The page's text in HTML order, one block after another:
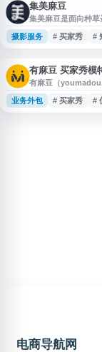
集美麻豆
集美麻豆是面向种
买家秀、种草内容、
拍，帮助麻豆达人承
摄影服务 # 买家秀 #
有麻豆 买家秀模
有麻豆（
秀、种草内容、口播
家发布拍摄需求、筛
业务外包 # 买家秀 #
电商导航网